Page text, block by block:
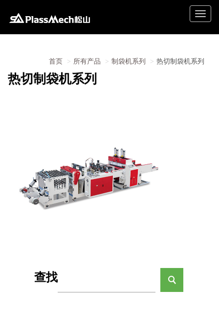
Toggle
首页 所有产品 制袋机系列 热切制袋机系列
热切制袋机系列
查找